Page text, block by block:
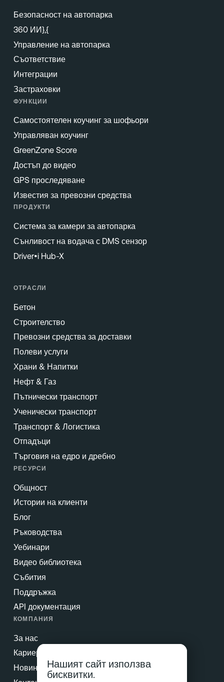
Безопасност на автопарка
360 ИИ},{
Управление на автопарка
Съответствие
Интеграции
Застраховки
ФУНКЦИИ
Самостоятелен коучинг за шофьори
Управляван коучинг
GreenZone Score
Достъп до видео
GPS проследяване
Известия за превозни средства
ПРОДУКТИ
Система за камери за автопарка
Сънливост на водача с DMS сензор
Driver•i Hub-X
ОТРАСЛИ
Бетон
Строителство
Превозни средства за доставки
Полеви услуги
Храни & Напитки
Нефт & Газ
Пътнически транспорт
Ученически транспорт
Транспорт & Логистика
Отпадъци
Търговия на едро и дребно
РЕСУРСИ
Общност
Истории на клиенти
Блог
Ръководства
Уебинари
Видео библиотека
Събития
Поддръжка
API документация
КОМПАНИЯ
За нас
Кариери
Новини & ПресаНашият сайт използва
бисквитки.